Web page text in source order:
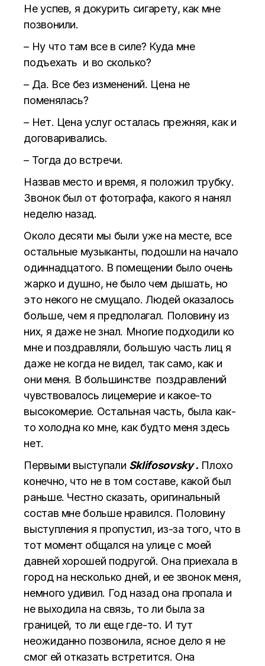
Не успев, я докурить сигарету, как мне
позвонили.
– Ну что там все в силе? Куда мне
подъехать и во сколько?
– Да. Все без изменений. Цена не
поменялась?
– Нет. Цена услуг осталась прежняя, как и
договаривались.
– Тогда до встречи.
Назвав место и время, я положил трубку.
Звонок был от фотографа, какого я нанял
неделю назад.
Около десяти мы были уже на месте, все
остальные музыканты, подошли на начало
одиннадцатого. В помещении было очень
жарко и душно, не было чем дышать, но
это некого не смущало. Людей оказалось
больше, чем я предполагал. Половину из
них, я даже не знал. Многие подходили ко
мне и поздравляли, большую часть лиц я
даже не когда не видел, так само, как и
они меня. В большинстве поздравлений
чувствовалось лицемерие и какое-то
высокомерие. Остальная часть, была как-
то холодна ко мне, как будто меня здесь
нет.
Первыми выступали Sklifosovsky . Плохо
конечно, что не в том составе, какой был
раньше. Честно сказать, оригинальный
состав мне больше нравился. Половину
выступления я пропустил, из-за того, что в
тот момент общался на улице с моей
давней хорошей подругой. Она приехала в
город на несколько дней, и ее звонок меня,
немного удивил. Год назад она пропала и
не выходила на связь, то ли была за
границей, то ли еще где-то. И тут
неожиданно позвонила, ясное дело я не
смог ей отказать встретится. Она